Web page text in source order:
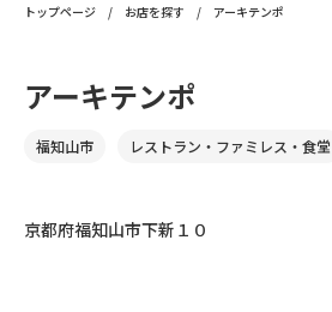
トップページ / お店を探す / アーキテンポ
アーキテンポ
福知山市 レストラン・ファミレス・食堂
京都府福知山市下新１０